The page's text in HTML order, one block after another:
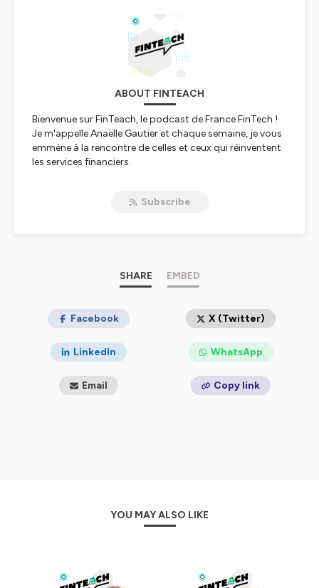
ABOUT FINTEACH
Bienvenue sur FinTeach, le podcast de France FinTech !
Je m'appelle Anaëlle Gautier et chaque semaine, je vous
emmène à la rencontre de celles et ceux qui réinventent
les services financiers.
leur pub dans le métro ou même utilisé leurs services. On
créé FinTeach. Bonne écoute !
confidentialitepour plus d'informations.
Subscribe
SHARE EMBED
Facebook X (Twitter)
LinkedIn WhatsApp
Email Copy link
YOU MAY ALSO LIKE